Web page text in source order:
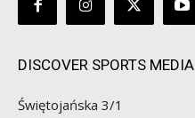
DISCOVER SPORTS MEDIA
Świętojańska 3/1